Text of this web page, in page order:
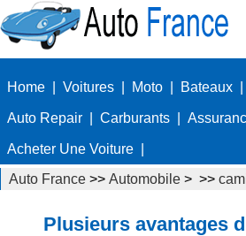
Home Voitures Moto Bateaux
Auto Repair Carburants
Acheter Une Voiture
Auto France >> Automobile > >>
Plusieurs avantages